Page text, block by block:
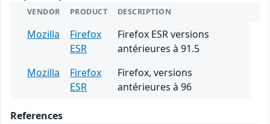
VENDOR PRODUCT DESCRIPTION
Mozilla
Firefox
ESR
Firefox ESR versions
antérieures à 91.5
Mozilla
Firefox
ESR
Firefox, versions
antérieures à 96
References